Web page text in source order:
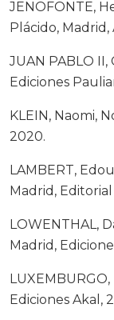
JENOFONTE,
Plácido, Madrid,
JUAN PABLO
Ediciones
KLEIN, Naomi,
2020.
LAMBERT,
Madrid, Editorial
LOWENTHAL,
Madrid,
Ediciones Akal,